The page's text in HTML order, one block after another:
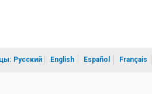
Русский English Español Français